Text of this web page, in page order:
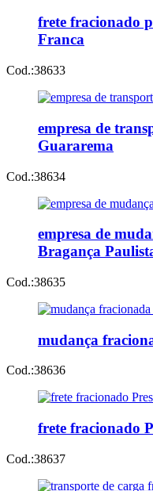
frete fracionado
Franca
Cod.:38633
empresa de
Guararema
Cod.:38634
empresa de
Bragança
Cod.:38635
mudança
Cod.:38636
frete fracionado
Cod.:38637